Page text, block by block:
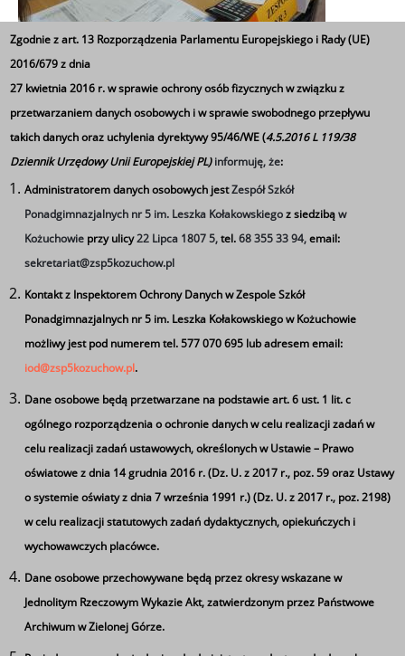
Narodowe czytanie
Zgodnie z art. 13 Rozporządzenia Parlamentu Europejskiego i Rady (UE)
2016/679 z dnia
27 kwietnia 2016 r. w sprawie ochrony osób fizycznych w związku z
przetwarzaniem danych osobowych i w sprawie swobodnego przepływu
takich danych oraz uchylenia dyrektywy 95/46/WE (4.5.2016 L 119/38
Dziennik Urzędowy Unii Europejskiej PL)informuję, że:
Administratorem danych osobowych jestZespół Szkół
Ponadgimnazjalnych nr 5 im. Leszka Kołakowskiegoz siedzibąw
Kożuchowie przy ulicy22 Lipca 1807 5,tel.68 355 33 94,email:
sekretariat@zsp5kozuchow.pl
Kontakt z Inspektorem Ochrony Danych w Zespole Szkół
Ponadgimnazjalnych nr 5 im. Leszka Kołakowskiego w Kożuchowie
możliwy jest pod numerem tel. 577 070 695 lub adresem email:
iod@zsp5kozuchow.pl.
Dane osobowe będą przetwarzane na podstawie art. 6 ust. 1 lit. c
ogólnego rozporządzenia o ochronie danych w celu realizacji zadań w
celu realizacji zadań ustawowych, określonych w Ustawie – Prawo
oświatowe z dnia 14 grudnia 2016 r. (Dz. U. z 2017 r., poz. 59 oraz Ustawy
o systemie oświaty z dnia 7 września 1991 r.) (Dz. U. z 2017 r., poz. 2198)
w celu realizacji statutowych zadań dydaktycznych, opiekuńczych i
wychowawczych placówce.
Dane osobowe przechowywane będą przez okresy wskazane w
Jednolitym Rzeczowym Wykazie Akt, zatwierdzonym przez Państwowe
Archiwum w Zielonej Górze.